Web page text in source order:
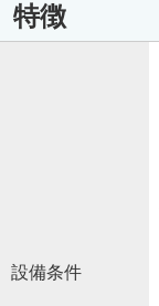
特徴
設備条件